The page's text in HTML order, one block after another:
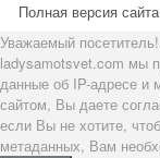
Полная версия сайта
Уважаемый
ladysamotsvet.com мы
данные об IP-адресе и
сайтом, Вы даете
если Вы не хотите,
метаданных, Вам